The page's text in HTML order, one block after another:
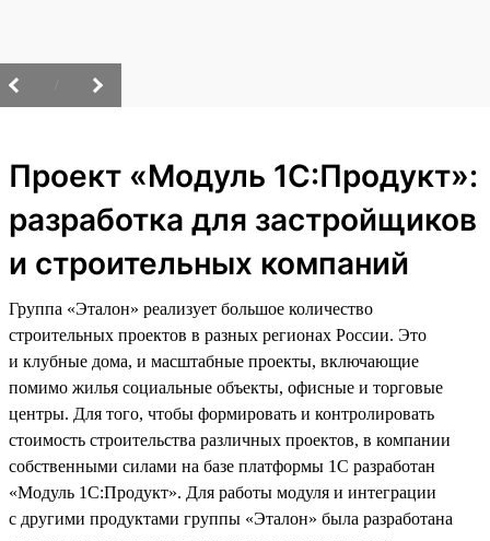
Проект «Модуль 1С:Продукт»:
разработка для застройщиков
и строительных компаний
Группа «Эталон» реализует большое количество
строительных проектов в разных регионах России. Это
и клубные дома, и масштабные проекты, включающие
помимо жилья социальные объекты, офисные и торговые
центры. Для того, чтобы формировать и контролировать
стоимость строительства различных проектов, в компании
собственными силами на базе платформы 1С разработан
«Модуль 1С:Продукт». Для работы модуля и интеграции
с другими продуктами группы «Эталон» была разработана